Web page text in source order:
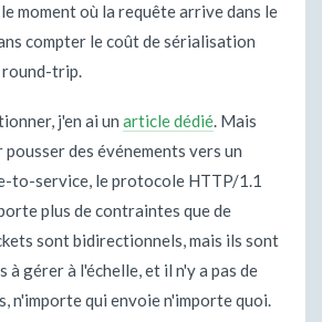
moment où la requête arrive dans le
compter le coût de sérialisation
round-trip.
j'en ai un article dédié. Mais
pousser des événements vers un
to-service, le protocole HTTP/1.1
plus de contraintes que de
sont bidirectionnels, mais ils sont
à gérer à l'échelle, et il n'y a pas de
n'importe qui envoie n'importe quoi.